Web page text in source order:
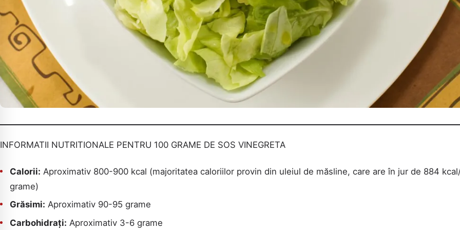
INFORMATII NUTRITIONALE PENTRU 100 GRAME DE SOS VINEGRETA
Calorii: Aproximativ 800-900 kcal (majoritatea caloriilor provin din uleiul de măsline, care are în jur de 884
grame)
Grăsimi: Aproximativ 90-95 grame
Carbohidrați: Aproximativ 3-6 grame